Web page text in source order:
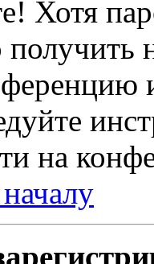
Хотя
на